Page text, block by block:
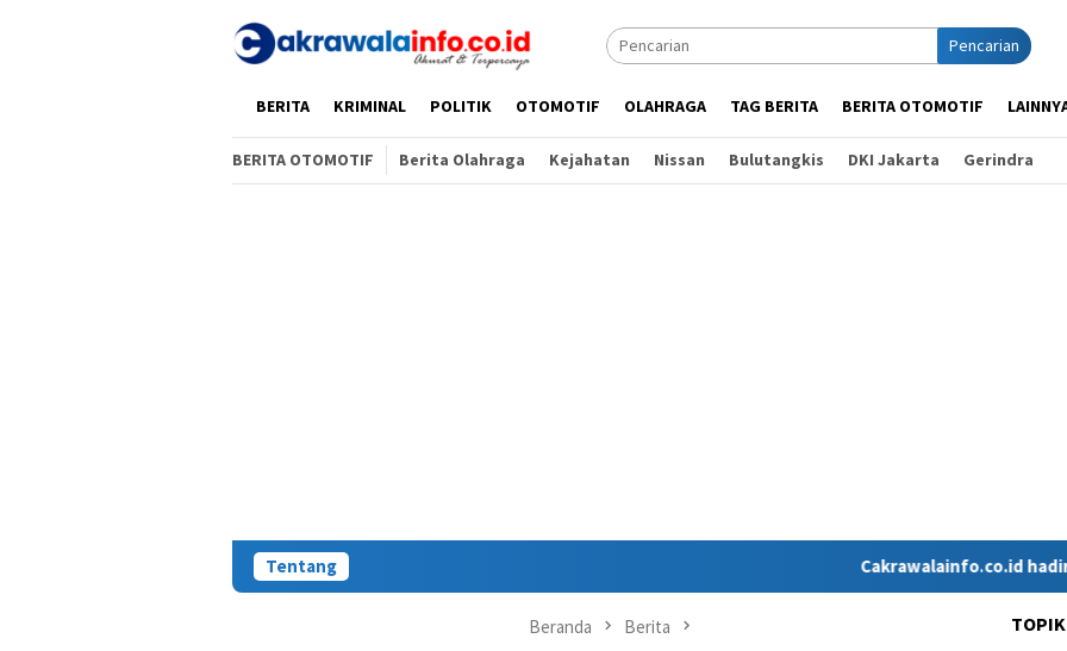
Pencarian
HOMEBERITA KRIMINAL POLITIK OTOMOTIF OLAHRAGA TAG BERITA BERITA OTOMOTIF
BERITA OTOMOTIF Berita Olahraga Kejahatan Nissan Bulutangkis DKI Jakarta Gerindra
Tentang Cakrawalainfo.co.id hadir sebagai
Beranda Berita